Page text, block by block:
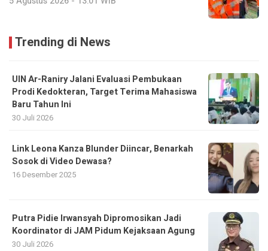
Trending di News
UIN Ar-Raniry Jalani Evaluasi Pembukaan
Prodi Kedokteran, Target Terima Mahasiswa
Baru Tahun Ini
30 Juli 2026
Link Leona Kanza Blunder Diincar, Benarkah
Sosok di Video Dewasa?
16 Desember 2025
Putra Pidie Irwansyah Dipromosikan Jadi
Koordinator di JAM Pidum Kejaksaan Agung
30 Juli 2026